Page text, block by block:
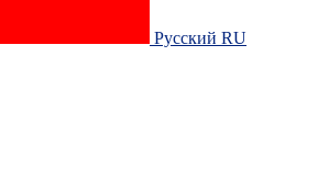
Русский RU‎